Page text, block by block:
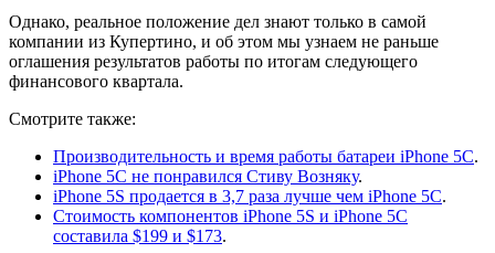
Однако, реальное положение дел знают только в самой
компании из Купертино, и об этом мы узнаем не раньше
оглашения результатов работы по итогам следующего
финансового квартала.
Смотрите также:
Производительность и время работы батареи iPhone 5C.
iPhone 5C не понравился Стиву Возняку.
iPhone 5S продается в 3,7 раза лучше чем iPhone 5C.
Стоимость компонентов iPhone 5S и iPhone 5C
составила $199 и $173.